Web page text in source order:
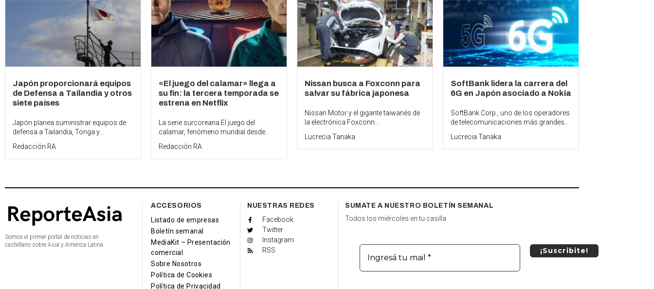
Japón proporcionará equipos
de Defensa a Tailandia y otros
siete países
Japón planea suministrar equipos de
defensa a Tailandia, Tonga y...
Redacción RA
«El juego del calamar» llega a
su fin: la tercera temporada se
estrena en Netflix
La serie surcoreana El juego del
calamar, fenómeno mundial desde...
Redacción RA
Nissan busca a Foxconn para
salvar su fábrica japonesa
Nissan Motor y el gigante taiwanés de
la electrónica Foxconn...
Lucrecia Tanaka
SoftBank lidera la carrera del
6G en Japón asociado a Nokia
SoftBank Corp., uno de los operadores
de telecomunicaciones más grandes...
Lucrecia Tanaka
Somos el primer portal de noticias en
castellano sobre Asia y América Latina
ACCESORIOS
Listado de empresas
Boletín semanal
MediaKit – Presentación
comercial
Sobre Nosotros
Política de Cookies
Política de Privacidad
NUESTRAS REDES
Facebook
Twitter
Instagram
RSS
SUMATE A NUESTRO BOLETÍN SEMANAL
Todos los miércoles en tu casilla